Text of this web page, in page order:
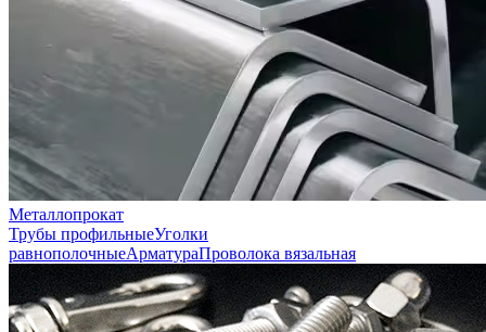
Металлопрокат
Трубы профильныеУголки
равнополочныеАрматураПроволока вязальная